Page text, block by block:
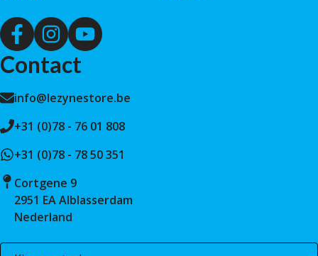
Contact
info@lezynestore.be
+31 (0)78 - 76 01 808
+31 (0)78 - 78 50 351
Cortgene 9
2951 EA Alblasserdam
Nederland